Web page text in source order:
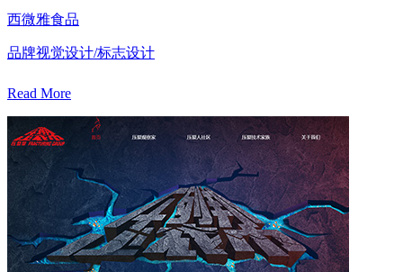
西微雅食品
品牌视觉设计/标志设计
Read More